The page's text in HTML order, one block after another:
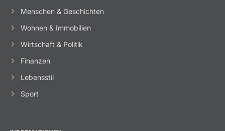
Menschen & Geschichten
Wohnen & Immobilien
Wirtschaft & Politik
Finanzen
Lebensstil
Sport